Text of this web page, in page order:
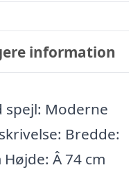
information
spejl: Moderne
Bredde:
Â 74 cm